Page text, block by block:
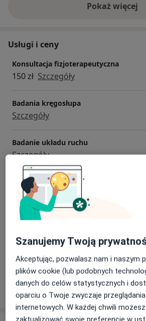
Pokaż więcej
o
Usługi i ceny
Konsultacja fizjoterapeutyczna
150 zł Szczegóły
Badania kręgosłupa
Szczegóły
Badanie układu ruchu
Szczegóły
Fizjoterapia
Szczegóły
Konsultacja online
+ 11 usług
W jaki sposób ustalane są ceny?
Szanujemy Twoją
Akceptując, pozwalasz nam i naszym
plików cookie (lub podobnych
danych do celów statystycznych i
oparciu o Twoje zwyczaje
internetowych. W każdej chwili